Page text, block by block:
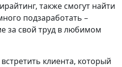
также смогут найти
подзаработать –
за свой труд в любимом
клиента, который